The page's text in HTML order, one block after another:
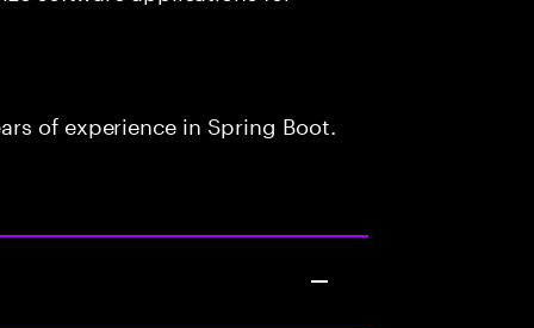
of experience in Spring Boot.